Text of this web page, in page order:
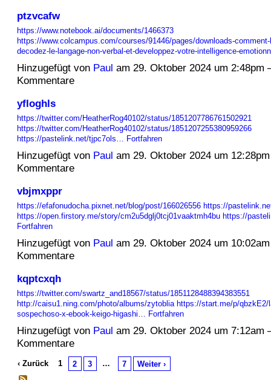
ptzvcafw
https://www.notebook.ai/documents/1466373
https://www.colcampus.com/courses/91446/pages/downloads-
decodez-le-langage-non-verbal-et-developpez-votre-intelligence-
Hinzugefügt von Paul am 29. Oktober 2024 um 2:48pm
Kommentare
yfloghls
https://twitter.com/HeatherRog40102/status/1851207786761502921
https://twitter.com/HeatherRog40102/status/1851207255380959266
https://pastelink.net/tjpc7ols… Fortfahren
Hinzugefügt von Paul am 29. Oktober 2024 um
Kommentare
vbjmxppr
https://efafonudocha.pixnet.net/blog/post/166026556 https://
https://open.firstory.me/story/cm2u5dglj0tcj01vaaktmh4bu https://
Fortfahren
Hinzugefügt von Paul am 29. Oktober 2024 um
Kommentare
kqptcxqh
https://twitter.com/swartz_and18567/status/1851128488394383551
http://caisu1.ning.com/photo/albums/zytoblia https://start.me/p/qbzkE2/
sospechoso-x-ebook-keigo-higashi…
Fortfahren
Hinzugefügt von Paul am 29. Oktober 2024 um 7:12am
Kommentare
‹ Zurück 1 2 3 … 7 Weiter ›